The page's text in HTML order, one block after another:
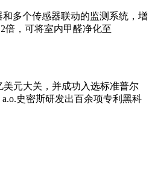
多个传感器联动的监测系统，增
倍，可将室内甲醛净化至
元大关，并成功入选标准普尔
史密斯研发出百余项专利黑科